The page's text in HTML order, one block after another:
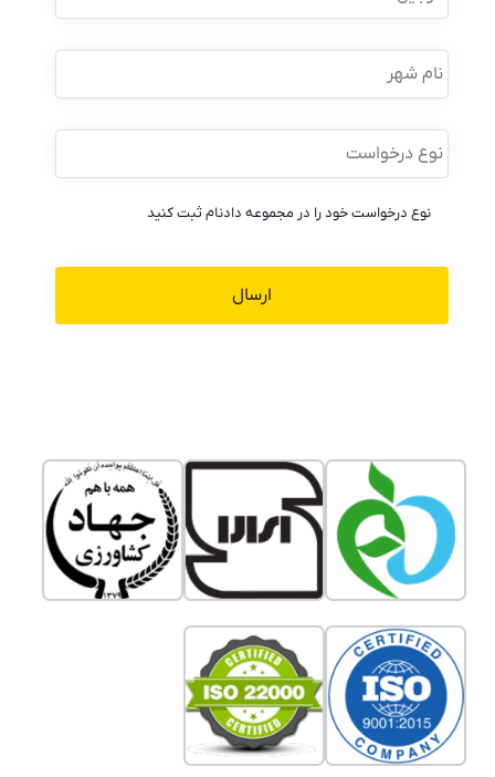
نام
شهر
نوع
درخواست *
نوع درخواست خود را در مجموعه دادنام ثبت کنید